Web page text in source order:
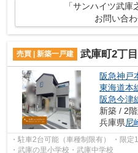
「サンハイツ武
お問い合
売買 | 新築一戸建 武庫町2丁目
阪急神戸
東海道本
阪急今津
新築 / 2
兵庫県尼
・駐車2台可能（車種制限有） ・限
・武庫の里小学校・武庫中学校